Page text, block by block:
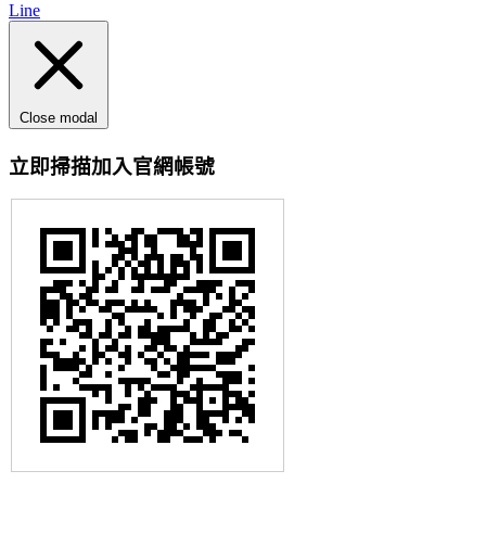
Line
Close modal
立即掃描加入官網帳號